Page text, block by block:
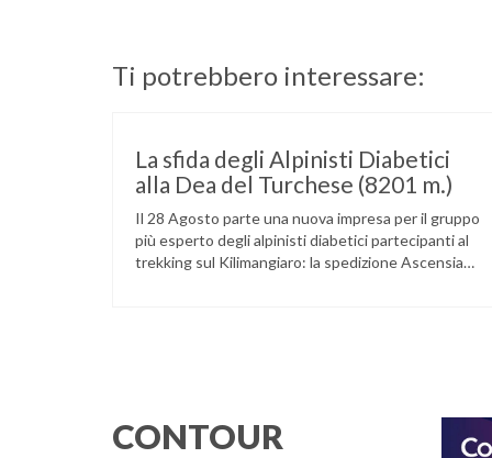
Ti potrebbero interessare:
La sfida degli Alpinisti Diabetici
alla Dea del Turchese (8201 m.)
Il 28 Agosto parte una nuova impresa per il gruppo
più esperto degli alpinisti diabetici partecipanti al
trekking sul Kilimangiaro: la spedizione Ascensia
CONTOUR